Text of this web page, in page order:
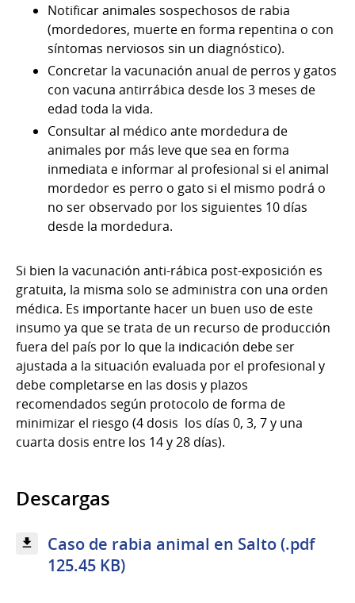
Notificar animales sospechosos de rabia
(mordedores, muerte en forma repentina o con
síntomas nerviosos sin un diagnóstico).
Concretar la vacunación anual de perros y gatos
con vacuna antirrábica desde los 3 meses de
edad toda la vida.
Consultar al médico ante mordedura de
animales por más leve que sea en forma
inmediata e informar al profesional si el animal
mordedor es perro o gato si el mismo podrá o
no ser observado por los siguientes 10 días
desde la mordedura.
Si bien la vacunación anti-rábica post-exposición es
gratuita, la misma solo se administra con una orden
médica. Es importante hacer un buen uso de este
insumo ya que se trata de un recurso de producción
fuera del país por lo que la indicación debe ser
ajustada a la situación evaluada por el profesional y
debe completarse en las dosis y plazos
recomendados según protocolo de forma de
minimizar el riesgo (4 dosis los días 0, 3, 7 y una
cuarta dosis entre los 14 y 28 días).
Descargas
Caso de rabia animal en Salto (.pdf
125.45 KB)